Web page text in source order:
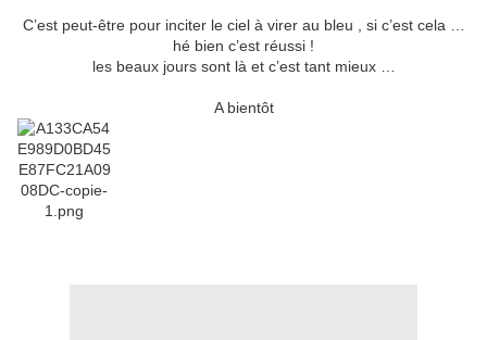
C’est peut-être pour inciter le ciel à virer au bleu , si c’est cela …
hé bien c’est réussi !
les beaux jours sont là et c’est tant mieux …
A bientôt